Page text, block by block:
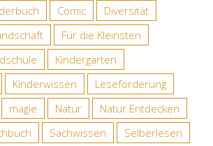
Comic
Diversität
Für die Kleinsten
Kindergarten
Kinderwissen
Leseförderung
magie Natur
Natur Entdecken
Sachwissen
Selberlesen